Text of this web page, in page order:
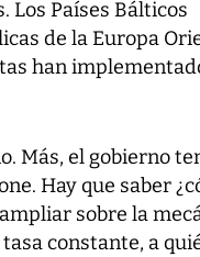
Los Países Bálticos
de la Europa
han
Más, el gobierno
Hay que saber
sobre la
constante, a